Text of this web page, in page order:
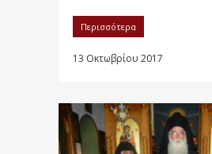
Περισσότερα
13 Οκτωβρίου 2017